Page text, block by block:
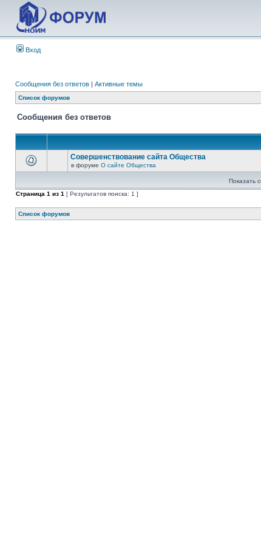
Вход
Сообщения без ответов | Активные темы
Список форумов
Сообщения без ответов
Совершенствование сайта Общества
в форуме О сайте Общества
Показать
Страница 1 из 1 [ Результатов поиска: 1 ]
Список форумов